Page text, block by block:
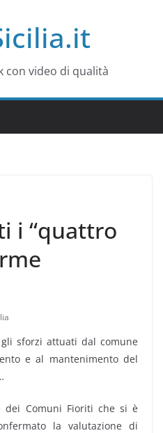
con video di qualità
i “quattro
sforzi attuati dal comune
e al mantenimento del
dei Comuni Fioriti che si è
la valutazione di